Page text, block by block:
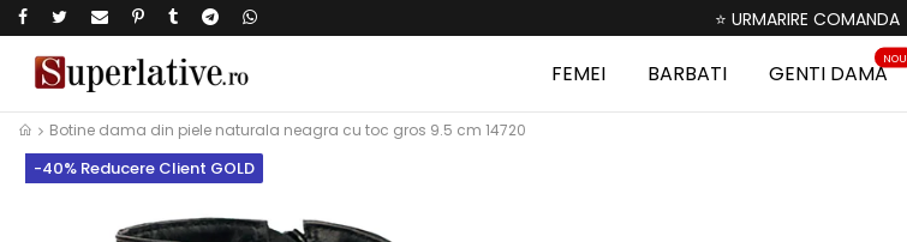
⭐ URMARIRE COMANDA
FEMEI BARBATI GENTI DAMA
NOU
Botine dama din piele naturala neagra cu toc gros 9.5 cm 14720
-40% Reducere Client GOLD